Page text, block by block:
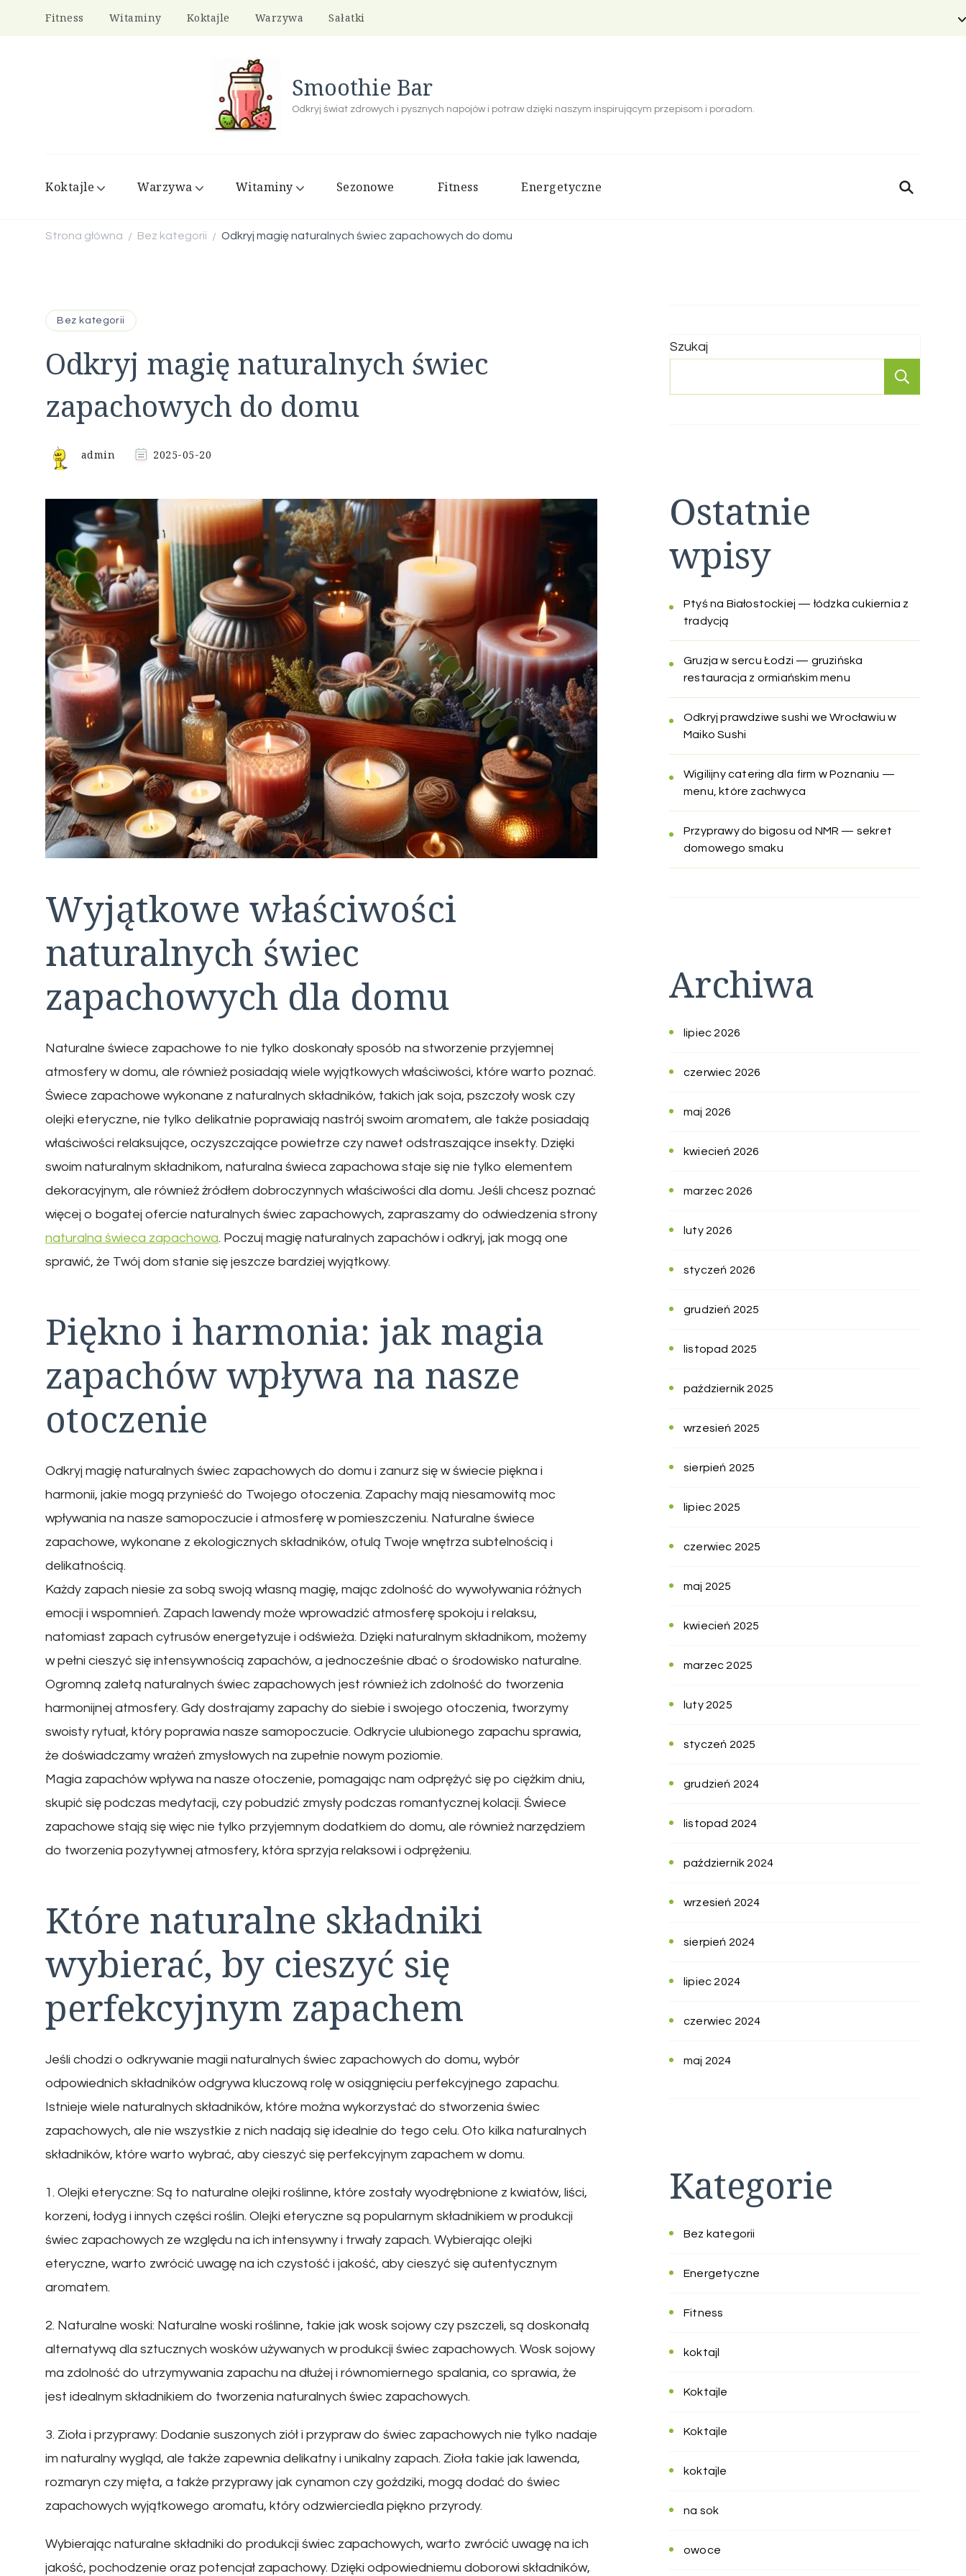
Fitness Witaminy Koktajle Warzywa Sałatki
Smoothie Bar
Odkryj świat zdrowych i pysznych napojów i potraw dzięki naszym inspirującym przepisom i poradom.
Koktajle Warzywa Witaminy Sezonowe Fitness Energetyczne
Strona główna / Bez kategorii / Odkryj magię naturalnych świec zapachowych do domu
Bez kategorii
Odkryj magię naturalnych świec
zapachowych do domu
admin 2025-05-20
Wyjątkowe właściwości
naturalnych świec
zapachowych dla domu
Naturalne świece zapachowe to nie tylko doskonały sposób na stworzenie przyjemnej
atmosfery w domu, ale również posiadają wiele wyjątkowych właściwości, które warto poznać.
Świece zapachowe wykonane z naturalnych składników, takich jak soja, pszczoły wosk czy
olejki eteryczne, nie tylko delikatnie poprawiają nastrój swoim aromatem, ale także posiadają
właściwości relaksujące, oczyszczające powietrze czy nawet odstraszające insekty. Dzięki
swoim naturalnym składnikom, naturalna świeca zapachowa staje się nie tylko elementem
dekoracyjnym, ale również źródłem dobroczynnych właściwości dla domu. Jeśli chcesz poznać
więcej o bogatej ofercie naturalnych świec zapachowych, zapraszamy do odwiedzenia strony
naturalna świeca zapachowa. Poczuj magię naturalnych zapachów i odkryj, jak mogą one
sprawić, że Twój dom stanie się jeszcze bardziej wyjątkowy.
Piękno i harmonia: jak magia
zapachów wpływa na nasze
otoczenie
Odkryj magię naturalnych świec zapachowych do domu i zanurz się w świecie piękna i
harmonii, jakie mogą przynieść do Twojego otoczenia. Zapachy mają niesamowitą moc
wpływania na nasze samopoczucie i atmosferę w pomieszczeniu. Naturalne świece
zapachowe, wykonane z ekologicznych składników, otulą Twoje wnętrza subtelnością i
delikatnością.
Każdy zapach niesie za sobą swoją własną magię, mając zdolność do wywoływania różnych
emocji i wspomnień. Zapach lawendy może wprowadzić atmosferę spokoju i relaksu,
natomiast zapach cytrusów energetyzuje i odświeża. Dzięki naturalnym składnikom, możemy
w pełni cieszyć się intensywnością zapachów, a jednocześnie dbać o środowisko naturalne.
Ogromną zaletą naturalnych świec zapachowych jest również ich zdolność do tworzenia
harmonijnej atmosfery. Gdy dostrajamy zapachy do siebie i swojego otoczenia, tworzymy
swoisty rytuał, który poprawia nasze samopoczucie. Odkrycie ulubionego zapachu sprawia,
że doświadczamy wrażeń zmysłowych na zupełnie nowym poziomie.
Magia zapachów wpływa na nasze otoczenie, pomagając nam odprężyć się po ciężkim dniu,
skupić się podczas medytacji, czy pobudzić zmysły podczas romantycznej kolacji. Świece
zapachowe stają się więc nie tylko przyjemnym dodatkiem do domu, ale również narzędziem
do tworzenia pozytywnej atmosfery, która sprzyja relaksowi i odprężeniu.
Które naturalne składniki
wybierać, by cieszyć się
perfekcyjnym zapachem
Jeśli chodzi o odkrywanie magii naturalnych świec zapachowych do domu, wybór
odpowiednich składników odgrywa kluczową rolę w osiągnięciu perfekcyjnego zapachu.
Istnieje wiele naturalnych składników, które można wykorzystać do stworzenia świec
zapachowych, ale nie wszystkie z nich nadają się idealnie do tego celu. Oto kilka naturalnych
składników, które warto wybrać, aby cieszyć się perfekcyjnym zapachem w domu.
1. Olejki eteryczne: Są to naturalne olejki roślinne, które zostały wyodrębnione z kwiatów, liści,
korzeni, łodyg i innych części roślin. Olejki eteryczne są popularnym składnikiem w produkcji
świec zapachowych ze względu na ich intensywny i trwały zapach. Wybierając olejki
eteryczne, warto zwrócić uwagę na ich czystość i jakość, aby cieszyć się autentycznym
aromatem.
2. Naturalne woski: Naturalne woski roślinne, takie jak wosk sojowy czy pszczeli, są doskonałą
alternatywą dla sztucznych wosków używanych w produkcji świec zapachowych. Wosk sojowy
ma zdolność do utrzymywania zapachu na dłużej i równomiernego spalania, co sprawia, że
jest idealnym składnikiem do tworzenia naturalnych świec zapachowych.
3. Zioła i przyprawy: Dodanie suszonych ziół i przypraw do świec zapachowych nie tylko nadaje
im naturalny wygląd, ale także zapewnia delikatny i unikalny zapach. Zioła takie jak lawenda,
rozmaryn czy mięta, a także przyprawy jak cynamon czy goździki, mogą dodać do świec
zapachowych wyjątkowego aromatu, który odzwierciedla piękno przyrody.
Wybierając naturalne składniki do produkcji świec zapachowych, warto zwrócić uwagę na ich
jakość, pochodzenie oraz potencjał zapachowy. Dzięki odpowiedniemu doborowi składników,
Szukaj
Ostatnie
wpisy
Ptyś na Białostockiej — łódzka cukiernia z
tradycją
Gruzja w sercu Łodzi — gruzińska
restauracja z ormiańskim menu
Odkryj prawdziwe sushi we Wrocławiu w
Maiko Sushi
Wigilijny catering dla firm w Poznaniu —
menu, które zachwyca
Przyprawy do bigosu od NMR — sekret
domowego smaku
Archiwa
lipiec 2026
czerwiec 2026
maj 2026
kwiecień 2026
marzec 2026
luty 2026
styczeń 2026
grudzień 2025
listopad 2025
październik 2025
wrzesień 2025
sierpień 2025
lipiec 2025
czerwiec 2025
maj 2025
kwiecień 2025
marzec 2025
luty 2025
styczeń 2025
grudzień 2024
listopad 2024
październik 2024
wrzesień 2024
sierpień 2024
lipiec 2024
czerwiec 2024
maj 2024
Kategorie
Bez kategorii
Energetyczne
Fitness
koktajl
Koktajle
Koktajle
koktajle
na sok
owoce